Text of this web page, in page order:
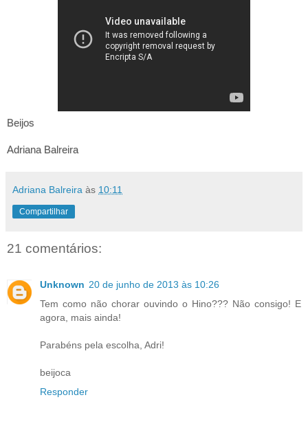
Beijos
Adriana Balreira
Adriana Balreira às 10:11
Compartilhar
21 comentários:
Unknown 20 de junho de 2013 às 10:26
Tem como não chorar ouvindo o Hino??? Não consigo! E
agora, mais ainda!
Parabéns pela escolha, Adri!
beijoca
Responder